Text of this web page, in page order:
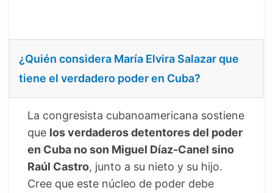
¿Quién considera María Elvira Salazar que
tiene el verdadero poder en Cuba?
La congresista cubanoamericana sostiene
que los verdaderos detentores del poder
en Cuba no son Miguel Díaz-Canel sino
Raúl Castro, junto a su nieto y su hijo.
Cree que este núcleo de poder debe